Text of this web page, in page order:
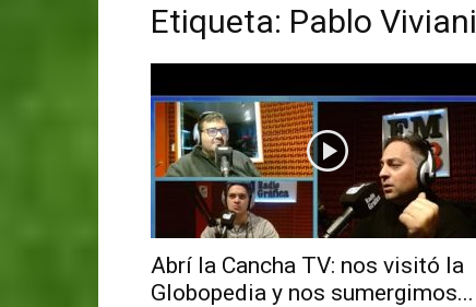
Etiqueta: Pablo Viviani
Abrí la Cancha TV: nos visitó la
Globopedia y nos sumergimos...